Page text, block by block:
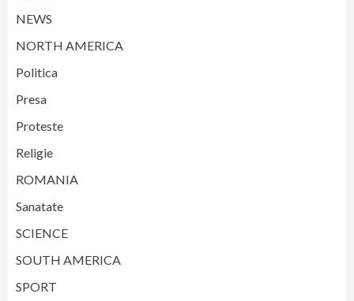
NEWS
NORTH AMERICA
Politica
Presa
Proteste
Religie
ROMANIA
Sanatate
SCIENCE
SOUTH AMERICA
SPORT